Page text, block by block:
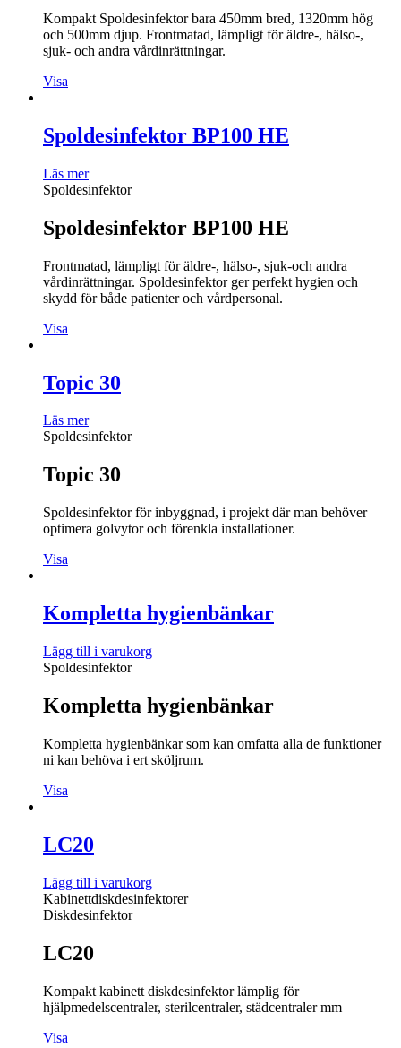
Kompakt Spoldesinfektor bara 450mm bred, 1320mm hög
och 500mm djup. Frontmatad, lämpligt för äldre-, hälso-,
sjuk- och andra vårdinrättningar.
Visa
Spoldesinfektor BP100 HE
Läs mer
Spoldesinfektor
Spoldesinfektor BP100 HE
Frontmatad, lämpligt för äldre-, hälso-, sjuk-och andra
vårdinrättningar. Spoldesinfektor ger perfekt hygien och
skydd för både patienter och vårdpersonal.
Visa
Topic 30
Läs mer
Spoldesinfektor
Topic 30
Spoldesinfektor för inbyggnad, i projekt där man behöver
optimera golvytor och förenkla installationer.
Visa
Kompletta hygienbänkar
Lägg till i varukorg
Spoldesinfektor
Kompletta hygienbänkar
Kompletta hygienbänkar som kan omfatta alla de funktioner
ni kan behöva i ert sköljrum.
Visa
LC20
Lägg till i varukorg
Kabinettdiskdesinfektorer
Diskdesinfektor
LC20
Kompakt kabinett diskdesinfektor lämplig för
hjälpmedelscentraler, sterilcentraler, städcentraler mm
Visa